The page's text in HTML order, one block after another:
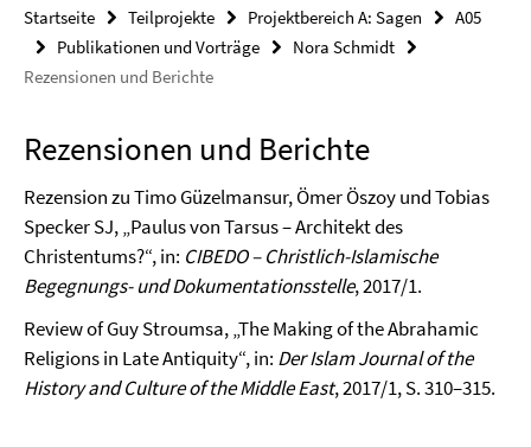
Startseite Teilprojekte Projektbereich A: Sagen
A05
Publikationen und Vorträge
Nora Schmidt
Rezensionen und Berichte
Rezensionen und Berichte
Rezension zu Timo Güzelmansur, Ömer Öszoy und Tobias
Specker SJ, „Paulus von Tarsus – Architekt des
Christentums?“, in: CIBEDO – Christlich-Islamische
Begegnungs- und Dokumentationsstelle, 2017/1.
Review of Guy Stroumsa, „The Making of the Abrahamic
Religions in Late Antiquity“, in: Der Islam Journal of the
History and Culture of the Middle East, 2017/1, S. 310–315.